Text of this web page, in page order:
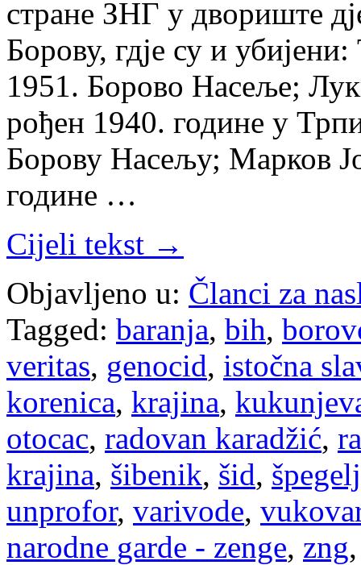
стране ЗНГ у двориште
Борову, гдје су и
1951. Борово Насеље;
рођен 1940. године у
Борову Насељу; Марков
године …
Cijeli tekst →
Objavljeno u: Članci za
Tagged: baranja, bih,
veritas, genocid, istočna
korenica, krajina,
otocac, radovan karadžić,
krajina, šibenik, šid, špegelj
unprofor, varivode,
narodne garde - zenge, zng